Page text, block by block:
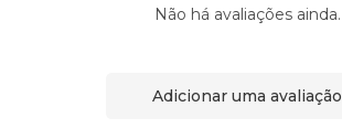
Não há avaliações ainda.
Adicionar uma avaliação